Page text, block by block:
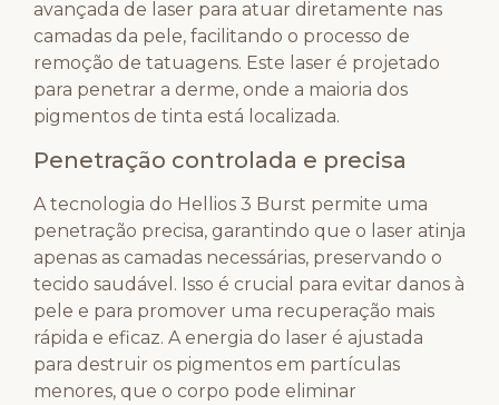
avançada de laser para atuar diretamente nas
camadas da pele, facilitando o processo de
remoção de tatuagens. Este laser é projetado
para penetrar a derme, onde a maioria dos
pigmentos de tinta está localizada.
Penetração controlada e precisa
A tecnologia do Hellios 3 Burst permite uma
penetração precisa, garantindo que o laser atinja
apenas as camadas necessárias, preservando o
tecido saudável. Isso é crucial para evitar danos à
pele e para promover uma recuperação mais
rápida e eficaz. A energia do laser é ajustada
para destruir os pigmentos em partículas
menores, que o corpo pode eliminar